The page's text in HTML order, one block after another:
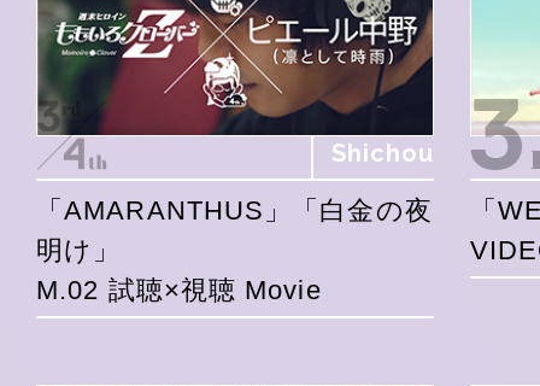
Shichou
「AMARANTHUS」「白金の夜
明け」
M.02 試聴×視聴 Movie
「